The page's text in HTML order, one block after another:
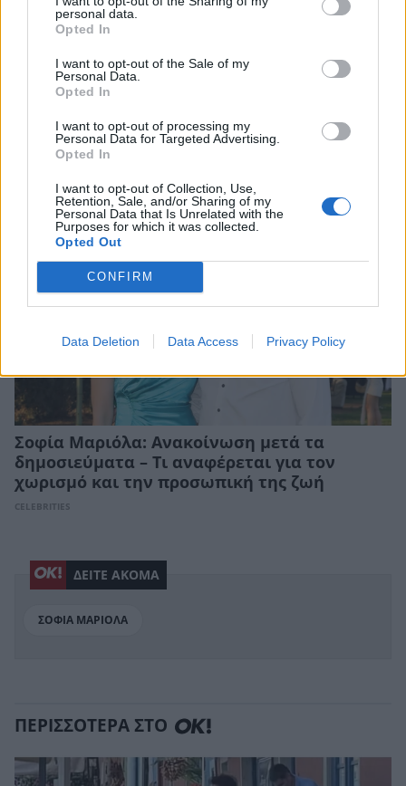
personal data.
Opted In
I want to opt-out of the Sale of my
Personal Data.
Opted In
I want to opt-out of processing my
Personal Data for Targeted Advertising.
Opted In
I want to opt-out of Collection, Use,
Retention, Sale, and/or Sharing of my
Personal Data that Is Unrelated with the
Purposes for which it was collected.
Opted Out
CONFIRM
Data Deletion Data Access Privacy Policy
Σοφία Μαριόλα: «Δεν θέλω να
συμβεί με το διαζύγιο»
CELEBRITIES
Σοφία Μαριόλα: Ανακοίνωση μετά τα
δημοσιεύματα – Τι αναφέρεται για τον
χωρισμό και την προσωπική της ζωή
CELEBRITIES
ΔΕΙΤΕ ΑΚΟΜΑ
ΣΟΦΙΑ ΜΑΡΙΟΛΑ
ΠΕΡΙΣΣΟΤΕΡΑ ΣΤΟ